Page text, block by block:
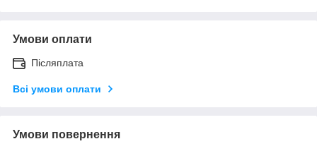
Умови оплати
Післяплата
Всі умови оплати
Умови повернення